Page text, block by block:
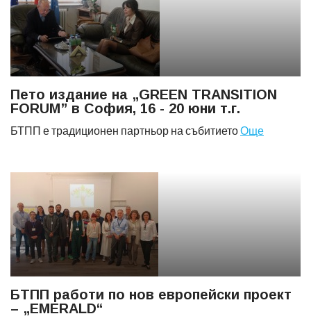
Пето издание на „GREEN TRANSITION
FORUM” в София, 16 - 20 юни т.г.
БТПП е традиционен партньор на събитиетоОще
БТПП работи по нов европейски проект
– „EMERALD“